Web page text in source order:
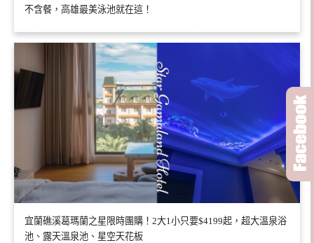
不含餐，高雄最美泳池就在這！
宜蘭礁溪葛瑪蘭之星限時團購！2大1小只要$4199起，超大溫泉浴
池、露天溫泉池、星空天花板